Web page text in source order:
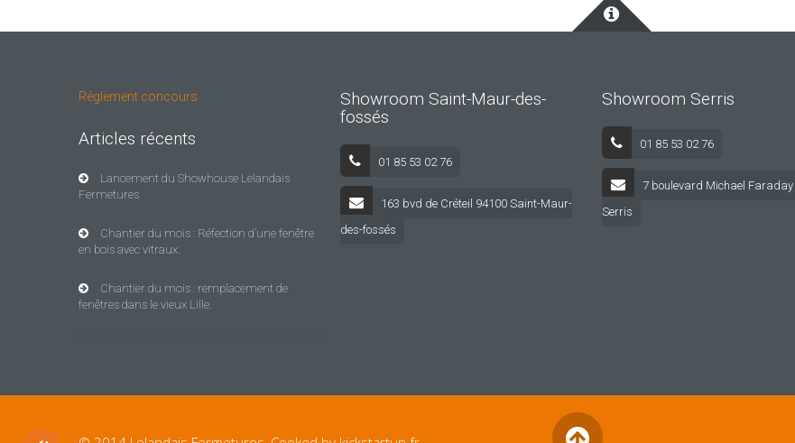
Réglement concours
Articles récents
Lancement du Showhouse Lelandais
Fermetures
Chantier du mois : Réfection d’une fenêtre
en bois avec vitraux.
Chantier du mois : remplacement de
fenêtres dans le vieux Lille.
Showroom Saint-Maur-des-
fossés
01 85 53 02 76
163 bvd de Créteil 94100 Saint-Maur-
des-fossés
Showroom Serris
01 85 53 02 76
7 boulevard Michael Faraday
Serris
Notre plateforme vous permet d'adapter et de gérer vos paramètres de confidentialité, en garantissant la conformité avec les